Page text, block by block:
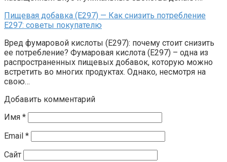
Пищевая добавка (Е297) — Как снизить потребление
Е297: советы покупателю
Вред фумаровой кислоты (Е297): почему стоит снизить
ее потребление? Фумаровая кислота (Е297) – одна из
распространенных пищевых добавок, которую можно
встретить во многих продуктах. Однако, несмотря на
свою…
Добавить комментарий
Имя *
Email *
Сайт